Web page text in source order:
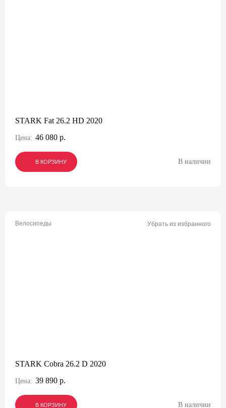
STARK Fat 26.2 HD 2020
Цена: 46 080 р.
В КОРЗИНУ
В КОРЗИНУ
В КОРЗИНУ В наличии
Велосипеды Убрать из избранного
STARK Cobra 26.2 D 2020
Цена: 39 890 р.
В КОРЗИНУ
В КОРЗИНУ
В КОРЗИНУ В наличии